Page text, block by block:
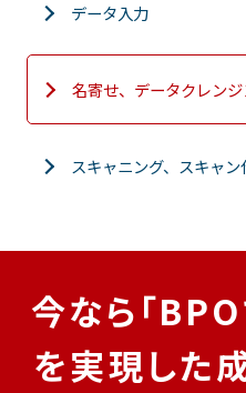
データ入力
名寄せ、データクレン
スキャニング、スキャン
今なら「
を実現した